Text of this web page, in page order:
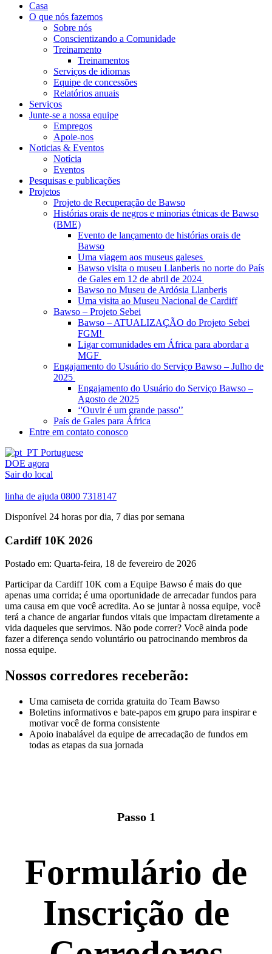
Casa
O que nós fazemos
Sobre nós
Conscientizando a Comunidade
Treinamento
Treinamentos
Serviços de idiomas
Equipe de concessões
Relatórios anuais
Serviços
Junte-se a nossa equipe
Empregos
Apoie-nos
Noticias & Eventos
Notícia
Eventos
Pesquisas e publicações
Projetos
Projeto de Recuperação de Bawso
Histórias orais de negros e minorias étnicas de Bawso
(BME)
Evento de lançamento de histórias orais de
Bawso
Uma viagem aos museus galeses
Bawso visita o museu Llanberis no norte do País
de Gales em 12 de abril de 2024
Bawso no Museu de Ardósia Llanberis
Uma visita ao Museu Nacional de Cardiff
Bawso – Projeto Sebei
Bawso – ATUALIZAÇÃO do Projeto Sebei
FGM!
Ligar comunidades em África para abordar a
MGF
Engajamento do Usuário do Serviço Bawso – Julho de
2025
Engajamento do Usuário do Serviço Bawso –
Agosto de 2025
‘'Ouvir é um grande passo'’
País de Gales para África
Entre em contato conosco
Portuguese
DOE agora
Sair do local
linha de ajuda 0800 7318147
Disponível 24 horas por dia, 7 dias por semana
Cardiff 10K 2026
Postado em: Quarta-feira, 18 de fevereiro de 2026
Participar da Cardiff 10K com a Equipe Bawso é mais do que
apenas uma corrida; é uma oportunidade de arrecadar fundos para
uma causa em que você acredita. Ao se juntar à nossa equipe, você
terá a chance de angariar fundos vitais que impactam diretamente a
vida daqueles que servimos. Não pode correr? Você ainda pode
fazer a diferença sendo voluntário ou patrocinando membros da
nossa equipe.
Nossos corredores receberão:
Uma camiseta de corrida gratuita do Team Bawso
Boletins informativos e bate-papos em grupo para inspirar e
motivar você de forma consistente
Apoio inabalável da equipe de arrecadação de fundos em
todas as etapas da sua jornada
Passo 1
Formulário de
Inscrição de